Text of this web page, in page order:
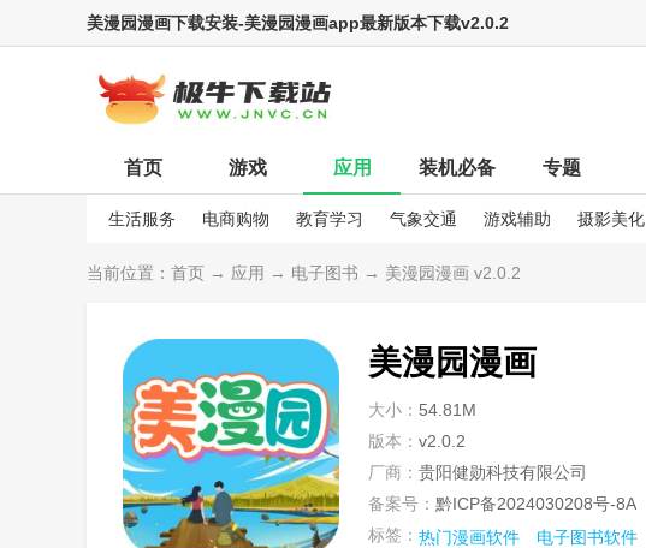
美漫园漫画下载安装-美漫园漫画app最新版本下载v2.0.2
首页 游戏 应用 装机必备 专题
生活服务 电商购物 教育学习 气象交通 游戏辅助 摄影美化
娱乐资讯
当前位置： 首页 → 应用 → 电子图书 → 美漫园漫画 v2.0.2
美漫园漫画
大小： 54.81M
版本： v2.0.2
厂商： 贵阳健勋科技有限公司
备案号： 黔ICP备2024030208号-8A
标签： 热门漫画软件 电子图书软件